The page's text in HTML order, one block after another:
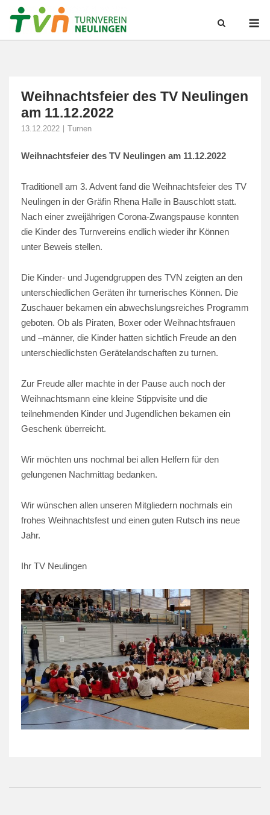
Weihnachtsfeier des TV Neulingen
am 11.12.2022
13.12.2022 Turnen
Weihnachtsfeier des TV Neulingen am 11.12.2022
Traditionell am 3. Advent fand die Weihnachtsfeier des TV
Neulingen in der Gräfin Rhena Halle in Bauschlott statt.
Nach einer zweijährigen Corona-Zwangspause konnten
die Kinder des Turnvereins endlich wieder ihr Können
unter Beweis stellen.
Die Kinder- und Jugendgruppen des TVN zeigten an den
unterschiedlichen Geräten ihr turnerisches Können. Die
Zuschauer bekamen ein abwechslungsreiches Programm
geboten. Ob als Piraten, Boxer oder Weihnachtsfrauen
und –männer, die Kinder hatten sichtlich Freude an den
unterschiedlichsten Gerätelandschaften zu turnen.
Zur Freude aller machte in der Pause auch noch der
Weihnachtsmann eine kleine Stippvisite und die
teilnehmenden Kinder und Jugendlichen bekamen ein
Geschenk überreicht.
Wir möchten uns nochmal bei allen Helfern für den
gelungenen Nachmittag bedanken.
Wir wünschen allen unseren Mitgliedern nochmals ein
frohes Weihnachtsfest und einen guten Rutsch ins neue
Jahr.
Ihr TV Neulingen